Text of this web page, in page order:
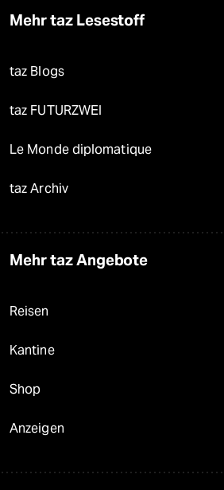
Mehr taz Lesestoff
taz Blogs
taz FUTURZWEI
Le Monde diplomatique
taz Archiv
Mehr taz Angebote
Reisen
Kantine
Shop
Anzeigen